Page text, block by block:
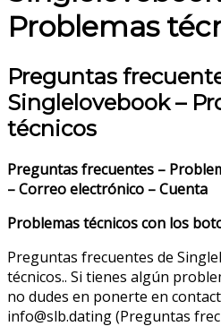
Problemas
Preguntas
Singlelovebook –
técnicos
Preguntas frecuentes –
– Correo electrónico – Cuenta
Problemas técnicos con los
Preguntas frecuentes de
técnicos.. Si tienes algún
no dudes en ponerte en
info@slb.dating (Preguntas